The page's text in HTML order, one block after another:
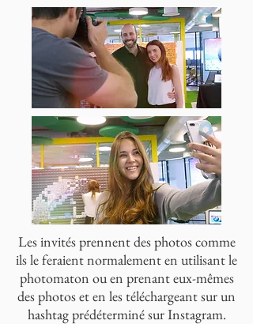
Les invités prennent des photos comme
ils le feraient normalement en utilisant le
photomaton ou en prenant eux-mêmes
des photos et en les téléchargeant sur un
hashtag prédéterminé sur Instagram.